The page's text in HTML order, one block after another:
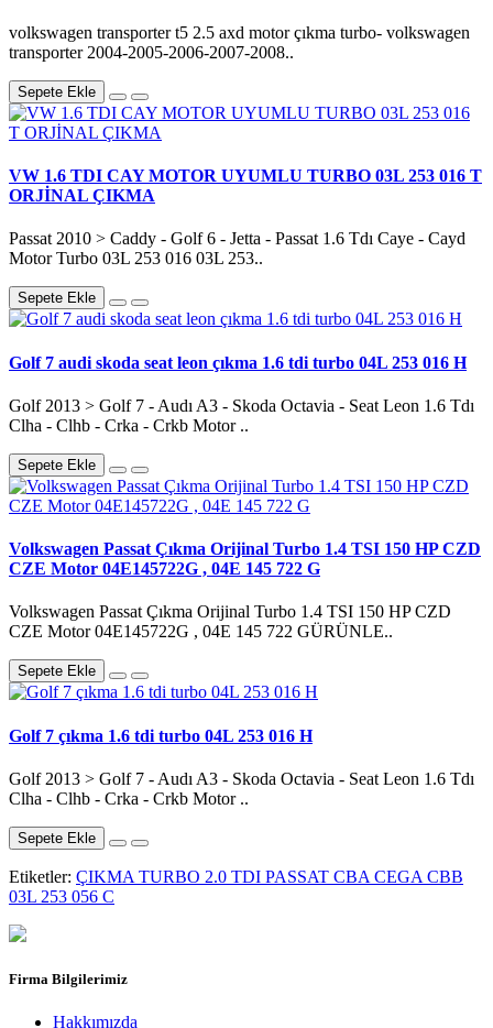
volkswagen transporter t5 2.5 axd motor çıkma turbo- volkswagen
transporter 2004-2005-2006-2007-2008..
Sepete Ekle
VW 1.6 TDI CAY MOTOR UYUMLU TURBO 03L 253 016 T
ORJİNAL ÇIKMA
Passat 2010 > Caddy - Golf 6 - Jetta - Passat 1.6 Tdı Caye - Cayd
Motor Turbo 03L 253 016 03L 253..
Sepete Ekle
Golf 7 audi skoda seat leon çıkma 1.6 tdi turbo 04L 253 016 H
Golf 2013 > Golf 7 - Audı A3 - Skoda Octavia - Seat Leon 1.6 Tdı
Clha - Clhb - Crka - Crkb Motor ..
Sepete Ekle
Volkswagen Passat Çıkma Orijinal Turbo 1.4 TSI 150 HP CZD
CZE Motor 04E145722G , 04E 145 722 G
Volkswagen Passat Çıkma Orijinal Turbo 1.4 TSI 150 HP CZD
CZE Motor 04E145722G , 04E 145 722 GÜRÜNLE..
Sepete Ekle
Golf 7 çıkma 1.6 tdi turbo 04L 253 016 H
Golf 2013 > Golf 7 - Audı A3 - Skoda Octavia - Seat Leon 1.6 Tdı
Clha - Clhb - Crka - Crkb Motor ..
Sepete Ekle
Etiketler: ÇIKMA TURBO 2.0 TDI PASSAT CBA CEGA CBB
03L 253 056 C
Firma Bilgilerimiz
Hakkımızda